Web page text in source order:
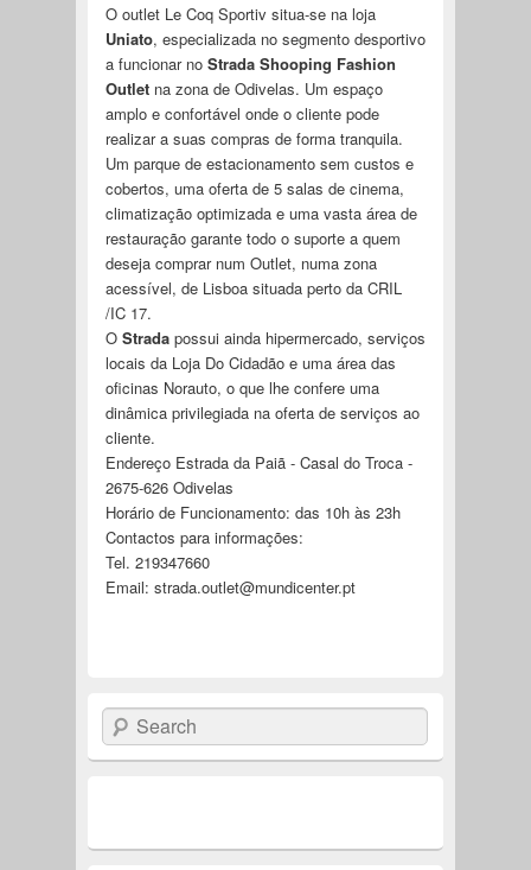
O outlet Le Coq Sportiv situa-se na loja
Uniato, especializada no segmento desportivo
a funcionar noStrada Shooping Fashion
Outletna zona de Odivelas. Um espaço
amplo e confortável onde o cliente pode
realizar a suas compras de forma tranquila.
Um parque de estacionamento sem custos e
cobertos, uma oferta de 5 salas de cinema,
climatização optimizada e uma vasta área de
restauração garante todo o suporte a quem
deseja comprar num Outlet, numa zona
acessível, de Lisboa situada perto da CRIL
/IC 17.
O Stradapossui ainda hipermercado, serviços
locais da Loja Do Cidadão e uma área das
oficinas Norauto, o que lhe confere uma
dinâmica privilegiada na oferta de serviços ao
cliente.
Endereço Estrada da Paiã - Casal do Troca -
2675-626 Odivelas
Horário de Funcionamento: das 10h às 23h
Contactos para informações:
Tel. 219347660
Email: strada.outlet@mundicenter.pt
Search